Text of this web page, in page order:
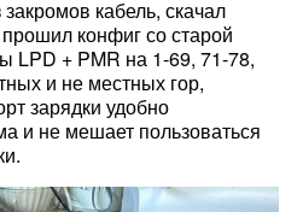
кабель, скачал
конфиг со старой
LPD + PMR на 1-69, 71-78,
и не местных гор,
зарядки удобно
и не мешает пользоваться